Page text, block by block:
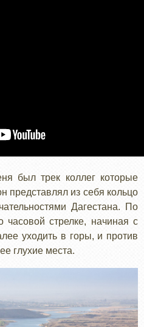
был трек коллег которые
представлял из себя кольцо
Дагестана. По
стрелке, начиная с
уходить в горы, и против
глухие места.